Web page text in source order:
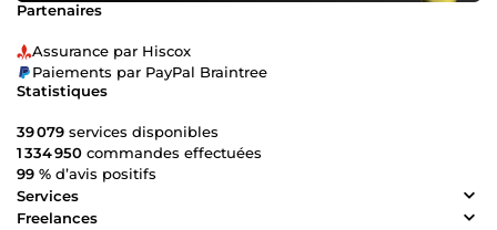
Partenaires
Assurance par Hiscox
Paiements par PayPal Braintree
Statistiques
39 079 services disponibles
1 334 950 commandes effectuées
99 % d’avis positifs
Services
Freelances